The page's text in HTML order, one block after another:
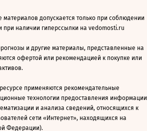
допускается только при соблюдении
при наличии гиперссылки на vedomosti.ru
и другие материалы, представленные на
офертой или рекомендацией к покупке или
применяются рекомендательные
технологии предоставления информации
и анализа сведений, относящихся к
сети «Интернет», находящихся на
Федерации).